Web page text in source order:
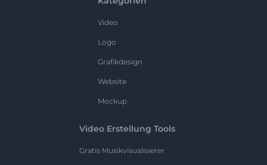
Video
Logo
Grafikdesign
Website
Mockup
Video Erstellung Tools
Gratis Musikvisualisierer